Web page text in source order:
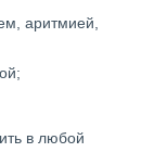
аритмией,
в любой